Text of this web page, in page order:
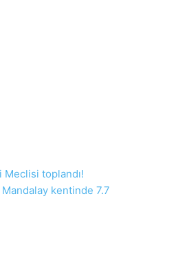
Meclisi toplandı!
Mandalay kentinde 7.7